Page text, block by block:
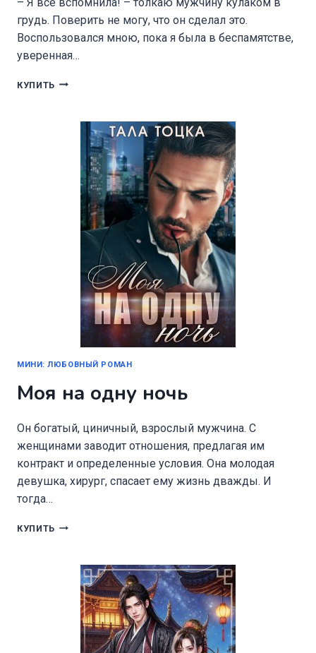
грудь. Поверить не могу, что он сделал это.
Воспользовался мною, пока я была в беспамятстве,
уверенная…
КУПИТЬ СЛУЧАЙНАЯ
МИНИ: ЛЮБОВНЫЙ РОМАН
Моя на одну ночь
Он богатый, циничный, взрослый мужчина. С
женщинами заводит отношения, предлагая им
контракт и определенные условия. Она молодая
девушка, хирург, спасает ему жизнь дважды. И
тогда…
КУПИТЬ МОЯ
НОЧЬ